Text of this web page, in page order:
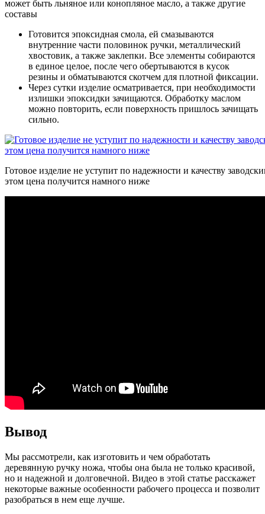
может быть льняное или конопляное масло, а также другие
составы
Готовится эпоксидная смола, ей смазываются
внутренние части половинок ручки, металлический
хвостовик, а также заклепки. Все элементы собираются
в единое целое, после чего обертываются в кусок
резины и обматываются скотчем для плотной фиксации.
Через сутки изделие осматривается, при необходимости
излишки эпоксидки зачищаются. Обработку маслом
можно повторить, если поверхность пришлось зачищать
сильно.
Готовое изделие не уступит по надежности и качеству
этом цена получится намного ниже
Вывод
Мы рассмотрели, как изготовить и чем обработать
деревянную ручку ножа, чтобы она была не только красивой,
но и надежной и долговечной. Видео в этой статье расскажет
некоторые важные особенности рабочего процесса и позволит
разобраться в нем еще лучше.